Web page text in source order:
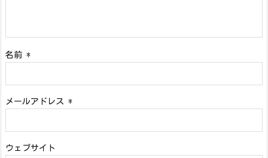
名前 *
メールアドレス *
ウェブサイト